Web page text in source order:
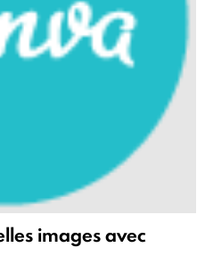
images avec